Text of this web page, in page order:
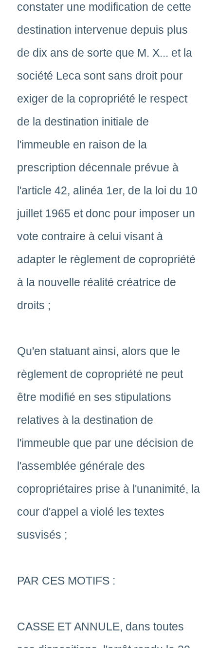
constater une modification de cette
destination intervenue depuis plus
de dix ans de sorte que M. X... et la
société Leca sont sans droit pour
exiger de la copropriété le respect
de la destination initiale de
l'immeuble en raison de la
prescription décennale prévue à
l'article 42, alinéa 1er, de la loi du 10
juillet 1965 et donc pour imposer un
vote contraire à celui visant à
adapter le règlement de copropriété
à la nouvelle réalité créatrice de
droits ;
Qu'en statuant ainsi, alors que le
règlement de copropriété ne peut
être modifié en ses stipulations
relatives à la destination de
l'immeuble que par une décision de
l'assemblée générale des
copropriétaires prise à l'unanimité, la
cour d'appel a violé les textes
susvisés ;
PAR CES MOTIFS :
CASSE ET ANNULE, dans toutes